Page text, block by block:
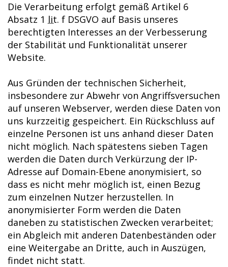
Die Verarbeitung erfolgt gemäß Artikel 6
Absatz 1 lit. f DSGVO auf Basis unseres
berechtigten Interesses an der Verbesserung
der Stabilität und Funktionalität unserer
Website.
Aus Gründen der technischen Sicherheit,
insbesondere zur Abwehr von Angriffsversuchen
auf unseren Webserver, werden diese Daten von
uns kurzzeitig gespeichert. Ein Rückschluss auf
einzelne Personen ist uns anhand dieser Daten
nicht möglich. Nach spätestens sieben Tagen
werden die Daten durch Verkürzung der IP-
Adresse auf Domain-Ebene anonymisiert, so
dass es nicht mehr möglich ist, einen Bezug
zum einzelnen Nutzer herzustellen. In
anonymisierter Form werden die Daten
daneben zu statistischen Zwecken verarbeitet;
ein Abgleich mit anderen Datenbeständen oder
eine Weitergabe an Dritte, auch in Auszügen,
findet nicht statt.